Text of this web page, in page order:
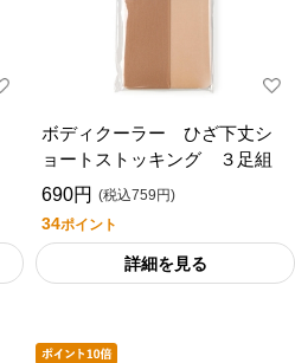
ボディクーラー ひざ下丈シ
ョートストッキング ３足組
690円 (税込759円)
34ポイント
詳細を見る